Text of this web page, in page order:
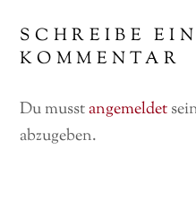
SCHREIBE
KOMMENTAR
Du musstangemeldet
abzugeben.